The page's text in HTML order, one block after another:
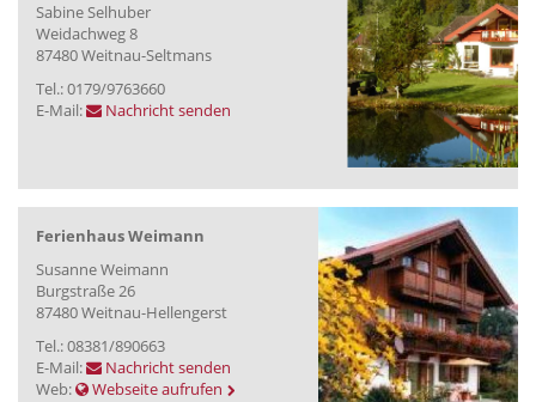
Sabine Selhuber
Weidachweg 8
87480 Weitnau-Seltmans
Tel.: 0179/9763660
E-Mail:
Nachricht senden
Ferienhaus Weimann
Susanne Weimann
Burgstraße 26
87480 Weitnau-Hellengerst
Tel.: 08381/890663
E-Mail:
Nachricht senden
Web:
Webseite aufrufen